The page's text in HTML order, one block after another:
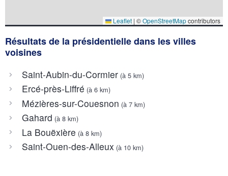
Leaflet | ©OpenStreetMapcontributors
Résultats de la présidentielle dans les villes
voisines
Saint-Aubin-du-Cormier(à 5 km)
Ercé-près-Liffré (à 6 km)
Mézières-sur-Couesnon (à 7 km)
Gahard (à 8 km)
La Bouëxière (à 8 km)
Saint-Ouen-des-Alleux (à 10 km)